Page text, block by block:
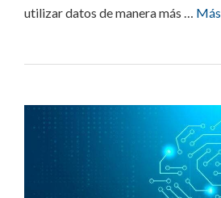
utilizar datos de manera más … Más